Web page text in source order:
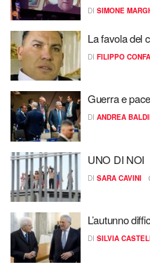
DI SIMONE
La favola del
DI FILIPPO
Guerra e pace
DI ANDREA
UNO DI NOI
DI SARA CAVINI
L’autunno
DI SILVIA